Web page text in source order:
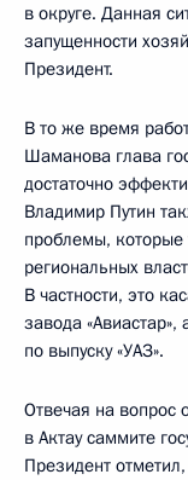
в округе. Данная
запущенности
Президент.
В то же время
Шаманова глава
достаточно
Владимир Путин
проблемы, которые
региональных
В частности, это
завода
по выпуску «УАЗ».
Отвечая на вопрос
в Актау саммите
Президент